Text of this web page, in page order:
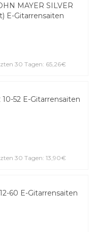
MAYER SILVER
E-Gitar­ren­saiten
30 Tagen: 65,26€
52 E-Gitar­ren­saiten
30 Tagen: 13,90€
60 E-Gitar­ren­saiten